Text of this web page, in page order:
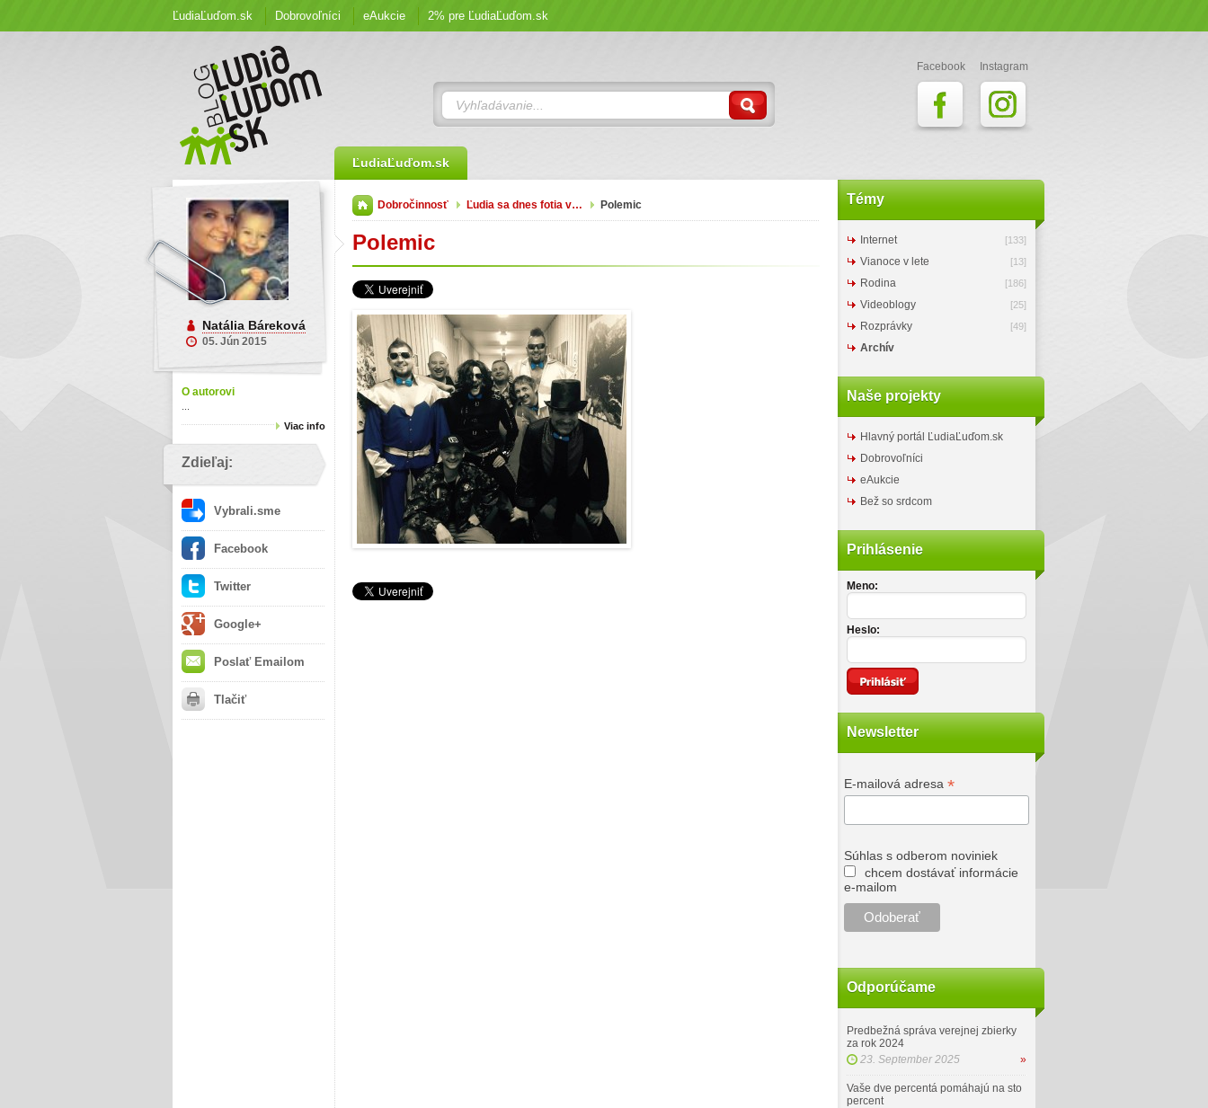
ĽudiaĽuďom.sk Dobrovoľníci eAukcie 2% pre ĽudiaĽuďom.sk
Facebook Instagram
ĽudiaĽuďom.sk
Natália Báreková
05. Jún 2015
O autorovi
Viac info
Zdieľaj:
Vybrali.sme
Facebook
Twitter
Google+
Poslať Emailom
Tlačiť
Dobročinnosť Ľudia sa dnes fotia v… Polemic
Polemic
Témy
Internet [133]
Vianoce v lete [13]
Rodina [186]
Videoblogy [25]
Rozprávky [49]
Archív
Naše projekty
Hlavný portál ĽudiaĽuďom.sk
Dobrovoľníci
eAukcie
Bež so srdcom
Prihlásenie
Meno:
Heslo:
Newsletter
E-mailová adresa *
Súhlas s odberom noviniek
chcem dostávať informácie
e-mailom
Odporúčame
Predbežná správa verejnej zbierky
za rok 2024
23. September 2025
»
Vaše dve percentá pomáhajú na sto
percent